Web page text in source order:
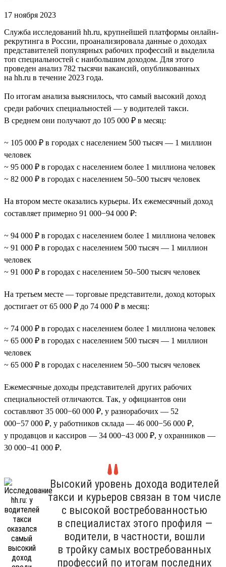
17 ноября 2023
Служба исследований hh.ru, крупнейшей платформы онлайн-
рекрутинга в России, проанализировала данные о доходах
представителей популярных рабочих профессий и выделила
топ специальностей с наибольшим доходом. Для этого
проведен анализ 782 тысячи вакансий, опубликованных
на hh.ru в течение 2023 года.
По итогам анализа выяснилось, что самый высокий доход
среди рабочих специальностей — у водителей такси.
В среднем они получают до 105 000 ₽ в месяц:
~ 105 000 ₽ в городах с населением 500 тысяч — 1 миллион
человек
~ 95 000 ₽ в городах с населением более 1 миллиона человек
~ 82 000 ₽ в городах с населением 50–500 тысяч человек
На втором месте оказались курьеры. Их ежемесячный доход
составляет примерно 91 000−94 000 ₽:
~ 94 000 ₽ в городах с населением более 1 миллиона человек
~ 91 000 ₽ в городах с населением 500 тысяч — 1 миллион
человек
~ 91 000 ₽ в городах с населением 50–500 тысяч человек
На третьем месте — торговые представители, доход которых
достигает от 65 000 ₽ до 74 000 ₽ в месяц:
~ 74 000 ₽ в городах с населением более 1 миллиона человек
~ 65 000 ₽ в городах с населением 500 тысяч — 1 миллион
человек
~ 65 000 ₽ в городах с населением 50–500 тысяч человек
Ежемесячные доходы представителей других рабочих
специальностей отличаются. Так, у официантов они
составляют 35 000−60 000 ₽, у разнорабочих — 52
000−57 000 ₽, у работников склада — 46 000−56 000 ₽,
у продавцов и кассиров — 34 000−43 000 ₽, у охранников —
30 000−41 000 ₽.
Высокий уровень дохода водителей
такси и курьеров связан в том числе
с высокой востребованностью
в специалистах этого профиля —
водители, в частности, вошли
в тройку самых востребованных
профессий по итогам последних